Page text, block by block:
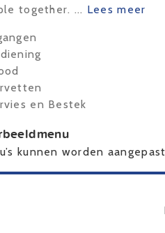
together. ... Lees meer
en Bestek
kunnen worden